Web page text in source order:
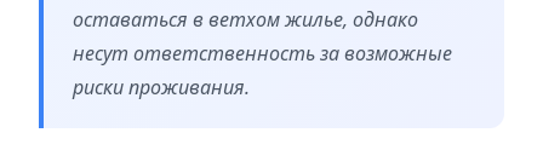
оставаться в ветхом жилье, однако
несут ответственность за возможные
риски проживания.